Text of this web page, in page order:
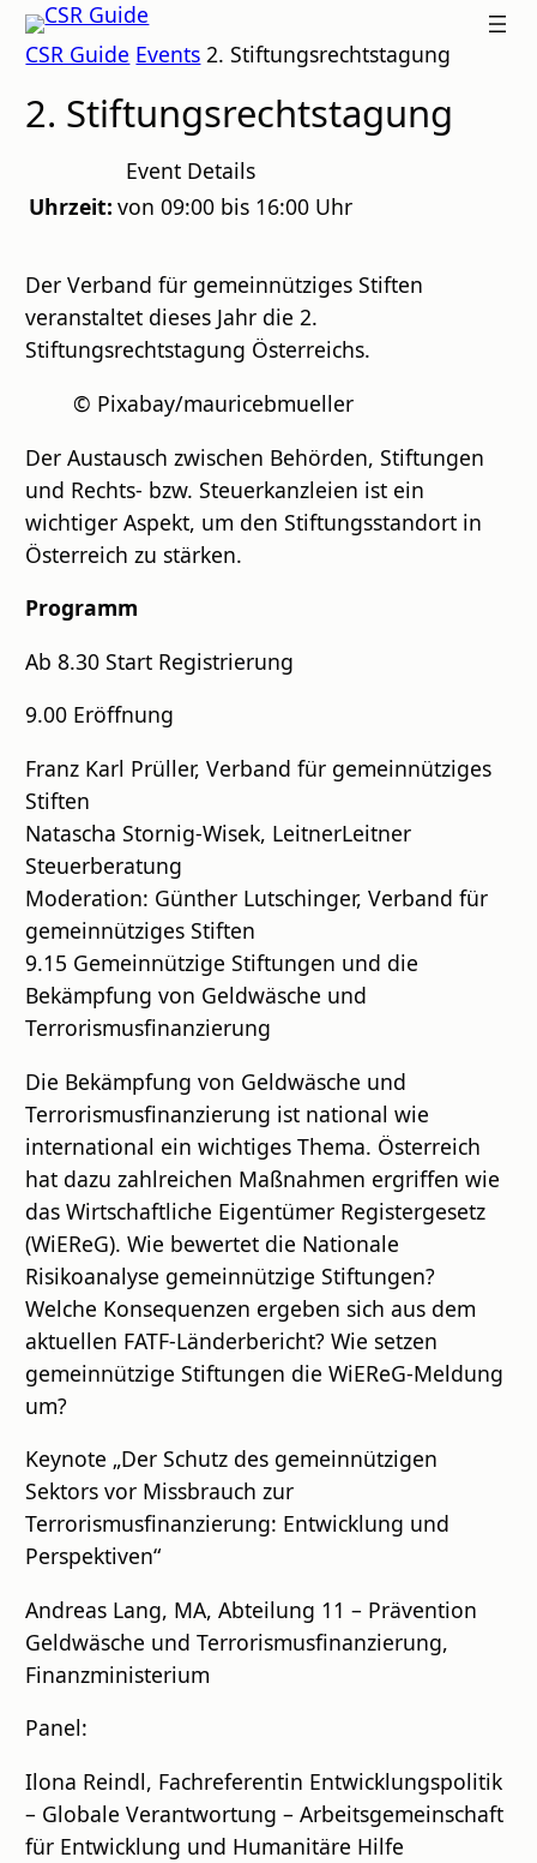
Zum
Inhalt
CSR
GUIDE
CSR Guide Events 2. Stiftungsrechtstagung
2. Stiftungsrechtstagung
Event Details
Uhrzeit: von 09:00 bis 16:00 Uhr
Der Verband für gemeinnütziges Stiften
veranstaltet dieses Jahr die 2.
Stiftungsrechtstagung Österreichs.
© Pixabay/mauricebmueller
Der Austausch zwischen Behörden, Stiftungen
und Rechts- bzw. Steuerkanzleien ist ein
wichtiger Aspekt, um den Stiftungsstandort in
Österreich zu stärken.
Programm
Ab 8.30 Start Registrierung
9.00 Eröffnung
Franz Karl Prüller, Verband für gemeinnütziges
Stiften
Natascha Stornig-Wisek, LeitnerLeitner
Steuerberatung
Moderation: Günther Lutschinger, Verband für
gemeinnütziges Stiften
9.15 Gemeinnützige Stiftungen und die
Bekämpfung von Geldwäsche und
Terrorismusfinanzierung
Die Bekämpfung von Geldwäsche und
Terrorismusfinanzierung ist national wie
international ein wichtiges Thema. Österreich
hat dazu zahlreichen Maßnahmen ergriffen wie
das Wirtschaftliche Eigentümer Registergesetz
(WiEReG). Wie bewertet die Nationale
Risikoanalyse gemeinnützige Stiftungen?
Welche Konsequenzen ergeben sich aus dem
aktuellen FATF-Länderbericht? Wie setzen
gemeinnützige Stiftungen die WiEReG-Meldung
um?
Keynote „Der Schutz des gemeinnützigen
Sektors vor Missbrauch zur
Terrorismusfinanzierung: Entwicklung und
Perspektiven“
Andreas Lang, MA, Abteilung 11 – Prävention
Geldwäsche und Terrorismusfinanzierung,
Finanzministerium
Panel:
Ilona Reindl, Fachreferentin Entwicklungspolitik
– Globale Verantwortung – Arbeitsgemeinschaft
für Entwicklung und Humanitäre Hilfe